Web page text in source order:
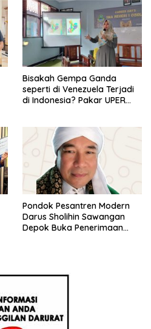
Bisakah Gempa Ganda
seperti di Venezuela Terjadi
di Indonesia? Pakar UPER
Pondok Pesantren Modern
Darus Sholihin Sawangan
Depok Buka Penerimaan